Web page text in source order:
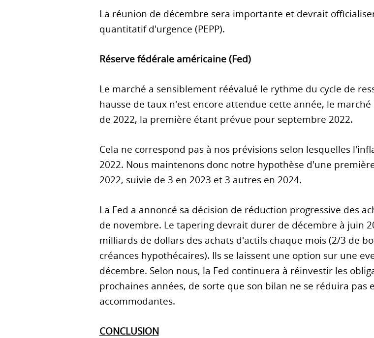
La réunion de décembre sera importante et devrait
quantitatif d'urgence (PEPP).
Réserve fédérale américaine (Fed)
Le marché a sensiblement réévalué le rythme du cycle de
hausse de taux n'est encore attendue cette année, le
de 2022, la première étant prévue pour septembre 2022.
Cela ne correspond pas à nos prévisions selon lesquelles
2022. Nous maintenons donc notre hypothèse d'une
2022, suivie de 3 en 2023 et 3 autres en 2024.
La Fed a annoncé sa décision de réduction progressive des
de novembre. Le tapering devrait durer de décembre à juin
milliards de dollars des achats d'actifs chaque mois (2/3 de
créances hypothécaires). Ils se laissent une option sur une
décembre. Selon nous, la Fed continuera à réinvestir les
prochaines années, de sorte que son bilan ne se réduira
accommodantes.
CONCLUSION